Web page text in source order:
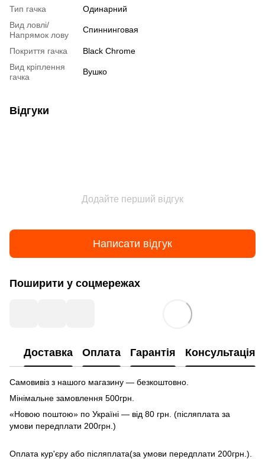
Тип гачка
Одинарний
Вид ловлі/
Напрямок лову
Спиннинговая
Покриття гачка
Black Chrome
Вид кріплення
гачка
Вушко
Відгуки
Додайте перший відгук
Написати відгук
Поширити у соцмережах
Доставка Оплата Гарантія Консультація
Самовивіз з нашого магазину — безкоштовно.
Мінімальне замовлення 500грн.
«Новою поштою» по Україні — від 80 грн. (післяплата за
умови передплати 200грн.)
Оплата кур'єру або післяплата(за умови передплати 200грн.).